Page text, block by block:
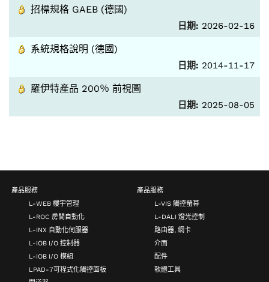
招標規格 GAEB (德國)
日期: 2026-02-16
系統規格說明 (德國)
日期: 2014-11-17
羅伊特產品 200％ 前視圖
日期: 2025-08-05
產品服務
L-WEB 樓宇管理
L-ROC 房間自動化
L-INX 自動化伺服器
L-IOB I/O 控制器
L-IOB I/O 模組
LPAD-7可程式化觸控面板
產品服務
L-VIS 觸控螢幕
L-DALI 燈光控制
路由器, 網卡
介面
配件
軟體工具